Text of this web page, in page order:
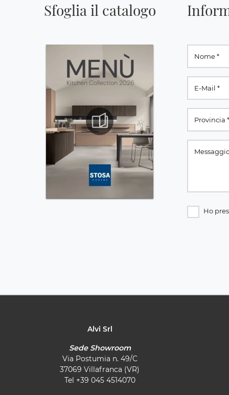
Sfoglia il catalogo
Ho
Alvi Srl
Sede Showroom
Via Postumia n. 49/C
37069 Villafranca (VR)
Tel +39 045 4514070